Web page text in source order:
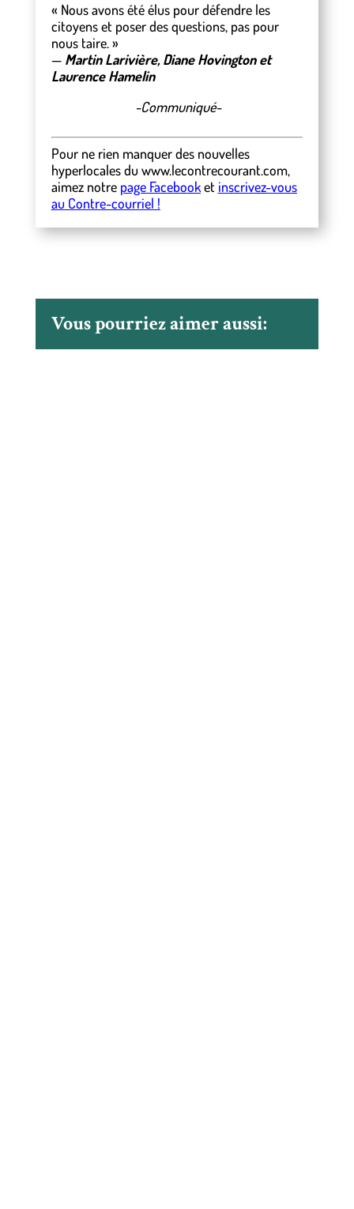
« Nous avons été élus pour défendre les
citoyens et poser des questions, pas pour
nous taire. »
—Martin Larivière, Diane Hovington et
Laurence Hamelin
-Communiqué-
Pour ne rien manquer des nouvelles
hyperlocalesdu www.lecontrecourant.com,
aimez notre page Facebooket inscrivez-vous
au Contre-courriel !
Vous pourriez aimer aussi: